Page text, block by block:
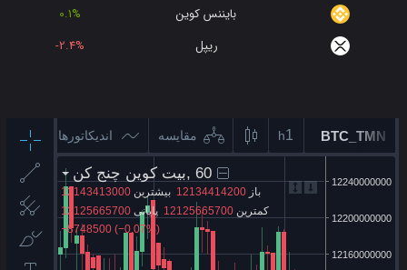
بایننس کوین
0.1%
ریپل
-2.4%
لایت کوین
0.8%
بیت کوین کش
0.1%
پولکادات
-1.4%
یونی سواپ
-0.8%